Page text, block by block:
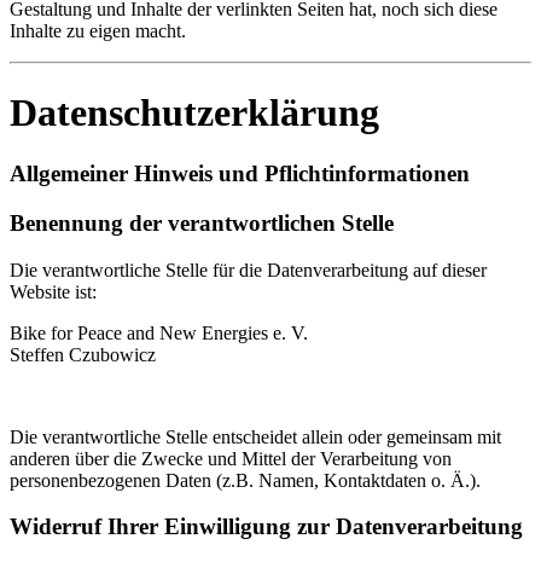
Gestaltung und Inhalte der verlinkten Seiten hat, noch sich diese
Inhalte zu eigen macht.
Datenschutzerklärung
Allgemeiner Hinweis und Pflichtinformationen
Benennung der verantwortlichen Stelle
Die verantwortliche Stelle für die Datenverarbeitung auf dieser
Website ist:
Bike for Peace and New Energies e. V.
Steffen Czubowicz
Die verantwortliche Stelle entscheidet allein oder gemeinsam mit
anderen über die Zwecke und Mittel der Verarbeitung von
personenbezogenen Daten (z.B. Namen, Kontaktdaten o. Ä.).
Widerruf Ihrer Einwilligung zur Datenverarbeitung